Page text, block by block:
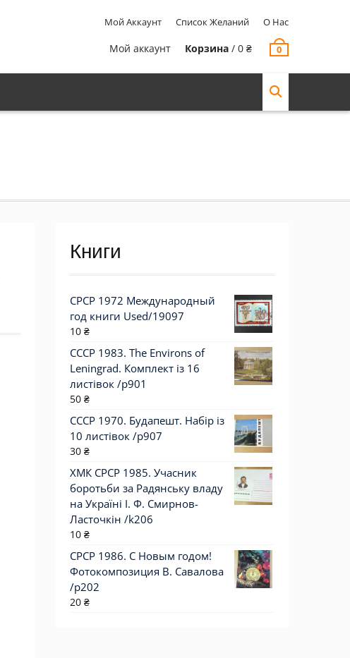
Мой Аккаунт Список Желаний О Нас
Мой аккаунт Корзина / 0 ₴ 0
Книги
СРСР 1972 Международный
год книги Used/19097
10 ₴
СССР 1983. The Environs of
Leningrad. Комплект із 16
листівок /р901
50 ₴
СССР 1970. Будапешт. Набір із
10 листівок /р907
30 ₴
ХМК СРСР 1985. Учасник
боротьби за Радянську владу
на Україні І. Ф. Смирнов-
Ласточкін /k206
10 ₴
СРСР 1986. С Новым годом!
Фотокомпозиция В. Савалова
/р202
20 ₴